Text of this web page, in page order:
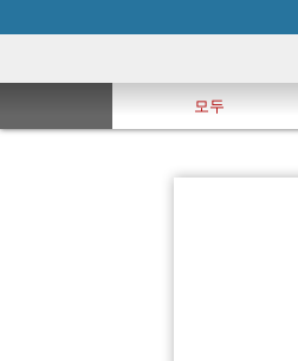
모두